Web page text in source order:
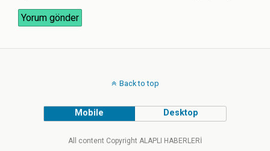
Back to top
Mobile Desktop
All content Copyright ALAPLI HABERLERİ